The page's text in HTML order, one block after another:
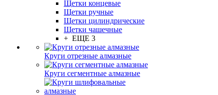
Щетки концевые
Щетки ручные
Щетки цилиндрические
Щетки чашечные
+ ЕЩЕ 3
Круги отрезные алмазные
Круги сегментные алмазные